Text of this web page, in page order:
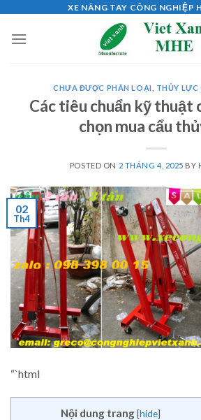
content
XE NÂNG TAY CÔNG NGHIỆP
CHƯA ĐƯỢC PHÂN LOẠI THỦY LỰC
Các tiêu chuẩn kỹ thuật
chọn mua cẩu
POSTED ON 2 THÁNG 4, 2025 BY
02
Th4
“`html
Nội dung trang [hide]